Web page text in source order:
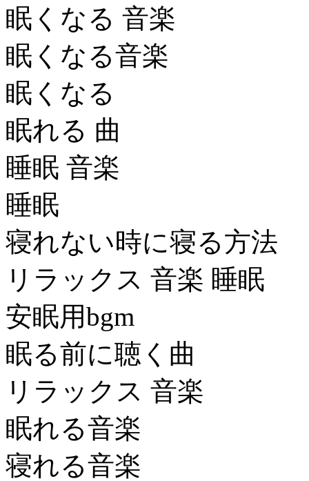
眠くなる 音楽
眠くなる音楽
眠くなる
眠れる 曲
睡眠 音楽
睡眠
寝れない時に寝る方法
リラックス 音楽 睡眠
安眠用bgm
眠る前に聴く曲
リラックス 音楽
眠れる音楽
寝れる音楽